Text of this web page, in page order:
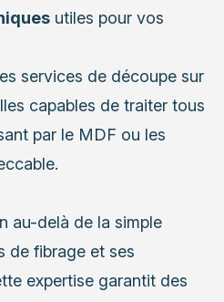
utiles pour vos
services de découpe sur
capables de traiter tous
par le MDF ou les
au-delà de la simple
de fibrage et ses
expertise garantit des